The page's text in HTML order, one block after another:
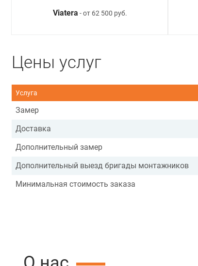
Viatera - от 62 500 руб.
Цены услуг
Услуга
Замер
Доставка
Дополнительный замер
Дополнительный выезд бригады монтажников
Минимальная стоимость заказа